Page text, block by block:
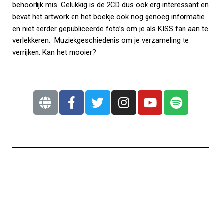
behoorlijk mis. Gelukkig is de 2CD dus ook erg interessant en
bevat het artwork en het boekje ook nog genoeg informatie
en niet eerder gepubliceerde foto’s om je als KISS fan aan te
verlekkeren. Muziekgeschiedenis om je verzameling te
verrijken. Kan het mooier?